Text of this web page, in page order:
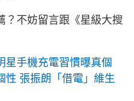
？不妨留言跟《星級大搜
星手機充電習慣曝真個
性 張振朗「借電」維生